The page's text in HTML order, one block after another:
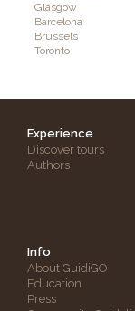
Glasgow
Barcelona
Brussels
Toronto
Experience
Discover tours
Authors
Info
About GuidiGO
Education
Press